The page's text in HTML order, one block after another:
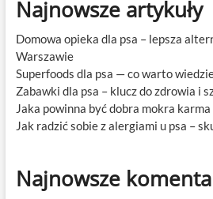
Najnowsze artykuły
Domowa opieka dla psa – lepsza
Warszawie
Superfoods dla psa — co warto
Zabawki dla psa – klucz do zdrowia i
Jaka powinna być dobra mokra karma
Jak radzić sobie z alergiami u psa –
Najnowsze